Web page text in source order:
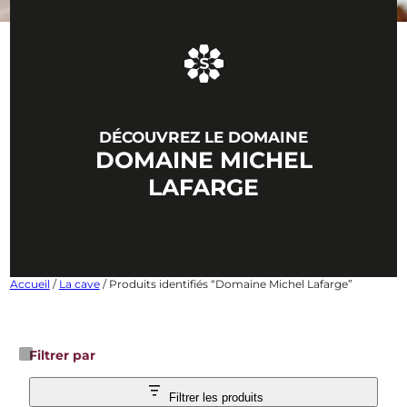
DÉCOUVREZ LE DOMAINE
DOMAINE MICHEL
LAFARGE
Accueil / La cave/ Produits identifiés “Domaine Michel Lafarge”
Filtrer par
Filtrer les produits